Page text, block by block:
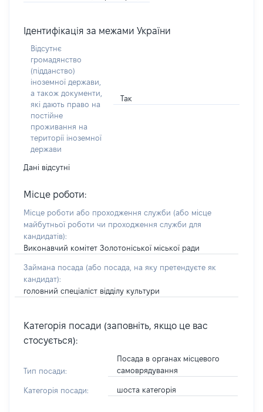
Ідентифікація за межами України
Відсутнє
громадянство
(підданство)
іноземної держави,
а також документи,
які дають право на
постійне
проживання на
території іноземної
держави
Так
Дані відсутні
Місце роботи:
Місце роботи або проходження служби (або місце
майбутньої роботи чи проходження служби для
кандидатів):
Виконавчий комітет Золотоніської міської ради
Займана посада (або посада, на яку претендуєте як
кандидат):
головний спеціаліст відділу культури
Категорія посади (заповніть, якщо це вас
стосується):
Тип посади:
Посада в органах місцевого
самоврядування
Категорія посади: шоста категорія